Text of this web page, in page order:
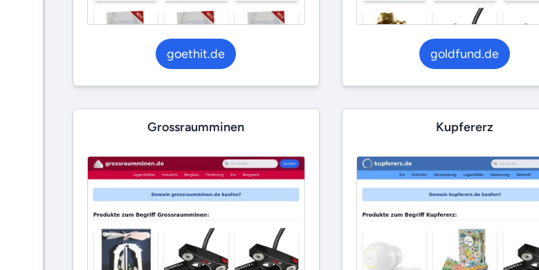
goethit.de goldfund.de
Grossraumminen Kupfererz